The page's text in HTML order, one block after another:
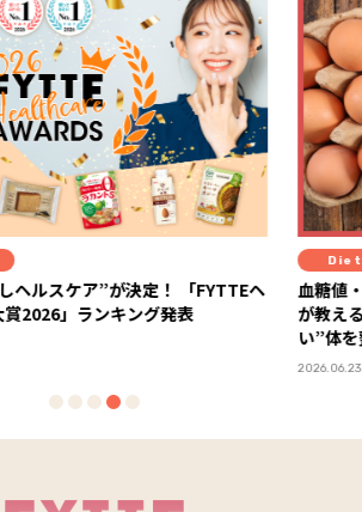
血糖値・栄養・満足度がカギ！ 糖尿病専門
が教える、“血糖値安定×健康コスパが高